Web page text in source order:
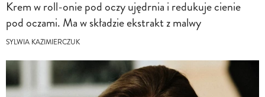
Krem w roll-onie pod oczy ujędrnia i redukuje cienie
pod oczami. Ma w składzie ekstrakt z malwy
SYLWIA KAZIMIERCZUK